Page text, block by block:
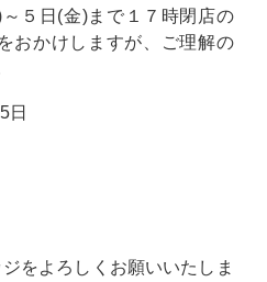
５日(金)まで１７時閉店の
おかけしますが、ご理解の
日
をよろしくお願いいたしま